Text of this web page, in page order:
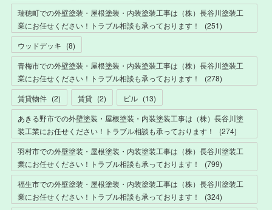
瑞穂町での外壁塗装・屋根塗装・内装塗装工事は（株）長谷川塗装工
業にお任せください！トラブル相談も承っております！
(251)
ウッドデッキ (8)
青梅市での外壁塗装・屋根塗装・内装塗装工事は（株）長谷川塗装工
業にお任せください！トラブル相談も承っております！
(278)
賃貸物件 (2) 賃貸 (2) ビル (13)
あきる野市での外壁塗装・屋根塗装・内装塗装工事は（株）長谷川塗
装工業にお任せください！トラブル相談も承っております！
(274)
羽村市での外壁塗装・屋根塗装・内装塗装工事は（株）長谷川塗装工
業にお任せください！トラブル相談も承っております！
(799)
福生市での外壁塗装・屋根塗装・内装塗装工事は（株）長谷川塗装工
業にお任せください！トラブル相談も承っております！
(324)